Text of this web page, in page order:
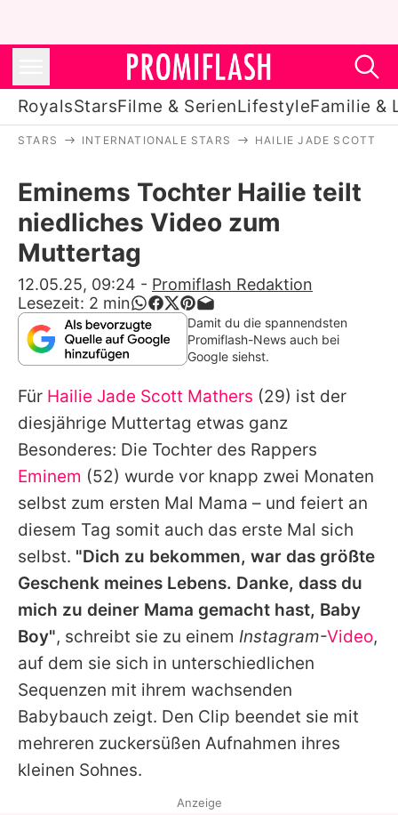
RoyalsStarsFilme & SerienLifestyleFamilie &
Stars
Filme & Serien
Lifestyle
Familie & Liebe
Promiflash Exklusiv
Alle Themen auf Promiflash
Jobs
App runterladen
Team
Redaktionelle Richtlinien
Impressum
Datenschutzerklärung
Utiq verwalten
STARS INTERNATIONALE STARS HAILIE JADE SCOTT
Eminems Tochter Hailie teilt
niedliches Video zum
Muttertag
12.05.25, 09:24 - Promiflash Redaktion
Lesezeit: 2 min
Damit du die spannendsten
Promiflash-News auch bei
Google siehst.
Für Hailie Jade Scott Mathers (29) ist der
diesjährige Muttertag etwas ganz
Besonderes: Die Tochter des Rappers
Eminem (52) wurde vor knapp zwei Monaten
selbst zum ersten Mal Mama – und feiert an
diesem Tag somit auch das erste Mal sich
selbst. "Dich zu bekommen, war das größte
Geschenk meines Lebens. Danke, dass du
mich zu deiner Mama gemacht hast, Baby
Boy", schreibt sie zu einem Instagram-Video,
auf dem sie sich in unterschiedlichen
Sequenzen mit ihrem wachsenden
Babybauch zeigt. Den Clip beendet sie mit
mehreren zuckersüßen Aufnahmen ihres
kleinen Sohnes.
Anzeige